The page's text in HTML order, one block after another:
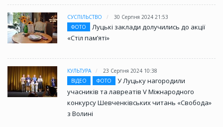
СУСПІЛЬСТВО
30 Серпня 2024 21:53
ФОТО
Луцькі заклади долучились до акції
«Стіл памʼяті»
КУЛЬТУРА
23 Серпня 2024 10:38
ВІДЕО
ФОТО
У Луцьку нагородили
учасників та лавреатів V Міжнародного
конкурсу Шевченківських читань «Свобода»
з Волині